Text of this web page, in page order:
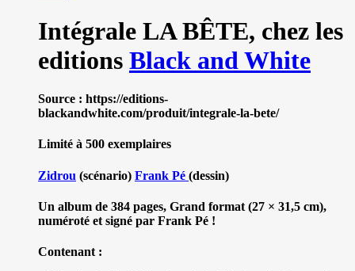
Intégrale LA BÊTE, chez les
editions Black and White
Source : https://editions-
blackandwhite.com/produit/integrale-la-bete/
Limité à 500 exemplaires
Zidrou (scénario) Frank Pé (dessin)
Un album de 384 pages, Grand format (27 × 31,5 cm),
numéroté et signé par Frank Pé !
Contenant :